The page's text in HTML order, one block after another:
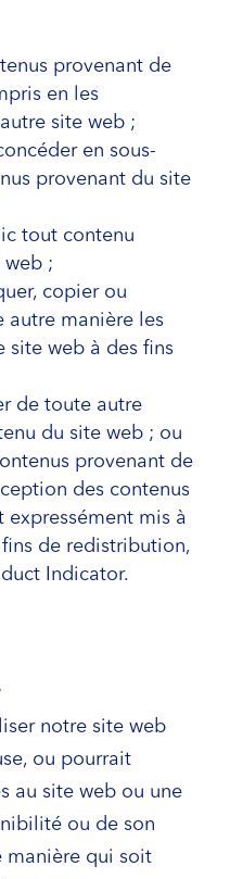
provenant de
en les
site web ;
en sous-
provenant du site
tout contenu
web ;
copier ou
autre manière les
site web à des fins
de toute autre
du site web ; ou
provenant de
des contenus
expressément mis à
de redistribution,
Indicator.
notre site web
ou pourrait
au site web ou une
ou de son
manière qui soit